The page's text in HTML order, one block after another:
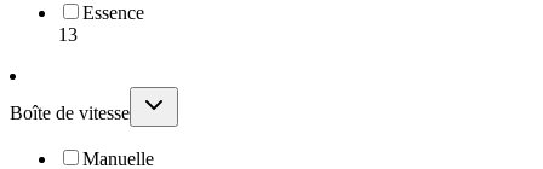
Essence
13
Boîte de vitesse
Manuelle